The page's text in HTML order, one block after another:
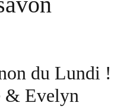
du Lundi !
& Evelyn